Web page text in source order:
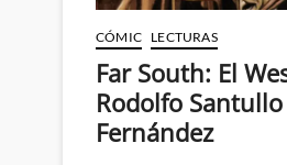
CÓMIC LECTURAS
Far South: El
Rodolfo
Fernández